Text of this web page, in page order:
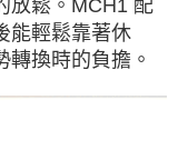
放鬆。MCH1 配
能輕鬆靠著休
轉換時的負擔。